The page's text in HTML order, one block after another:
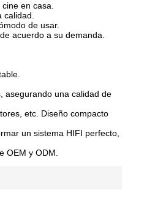
en casa.
de usar.
acuerdo a su demanda.
asegurando una calidad de
etc. Diseño compacto
un sistema HIFI perfecto,
OEM y ODM.